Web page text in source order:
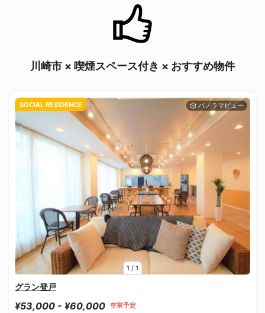
川崎市 × 喫煙スペース付き × おすすめ物件
1 / 1
SOCIAL RESIDENCE
グラン登戸
¥53,000 - ¥60,000 空室予定